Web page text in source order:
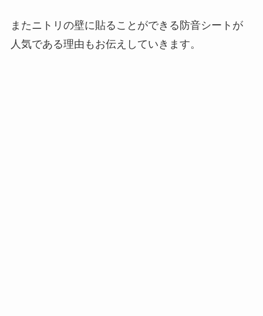
またニトリの壁に貼ることができる防音シートが
人気である理由もお伝えしていきます。